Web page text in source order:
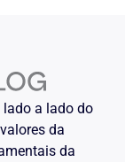
lado a lado do
da
da